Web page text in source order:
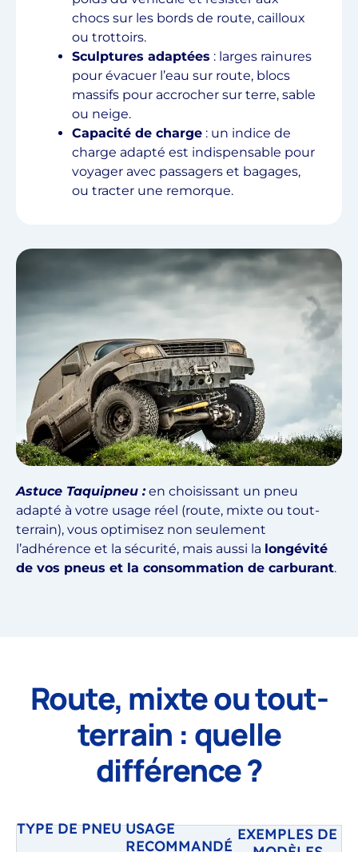
chocs sur les bords de route, cailloux
ou trottoirs.
Sculptures adaptées : larges rainures
pour évacuer l’eau sur route, blocs
massifs pour accrocher sur terre, sable
ou neige.
Capacité de charge : un indice de
charge adapté est indispensable pour
voyager avec passagers et bagages,
ou tracter une remorque.
Astuce Taquipneu : en choisissant un pneu
adapté à votre usage réel (route, mixte ou tout-
terrain), vous optimisez non seulement
l’adhérence et la sécurité, mais aussi la longévité
de vos pneus et la consommation de carburant.
Route, mixte ou tout-
terrain : quelle
différence ?
TYPE DE PNEU USAGE
RECOMMANDÉ
EXEMPLES DE